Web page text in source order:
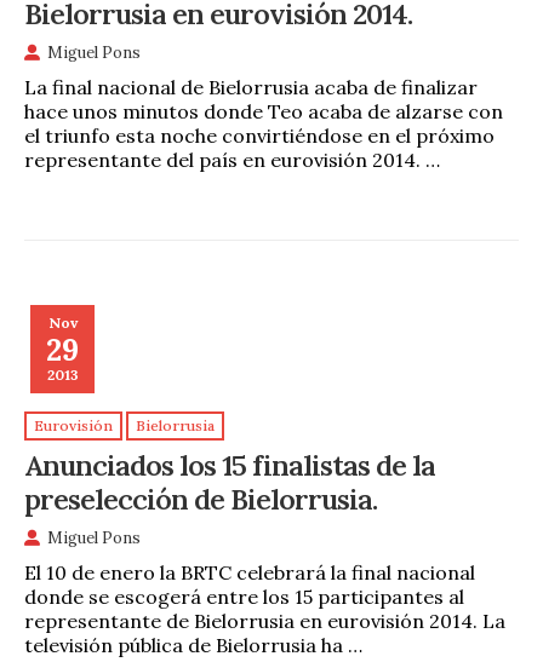
Bielorrusia en eurovisión 2014.
Miguel Pons
La final nacional de Bielorrusia acaba de finalizar
hace unos minutos donde Teo acaba de alzarse con
el triunfo esta noche convirtiéndose en el próximo
representante del país en eurovisión 2014. …
Nov
29
2013
Eurovisión Bielorrusia
Anunciados los 15 finalistas de la
preselección de Bielorrusia.
Miguel Pons
El 10 de enero la BRTC celebrará la final nacional
donde se escogerá entre los 15 participantes al
representante de Bielorrusia en eurovisión 2014. La
televisión pública de Bielorrusia ha …